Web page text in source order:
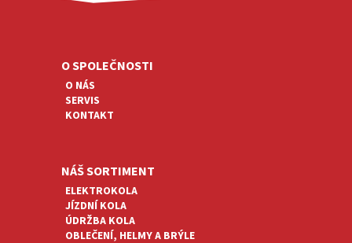
O SPOLEČNOSTI
O NÁS
SERVIS
KONTAKT
NÁŠ SORTIMENT
ELEKTROKOLA
JÍZDNÍ KOLA
ÚDRŽBA KOLA
OBLEČENÍ, HELMY A BRÝLE